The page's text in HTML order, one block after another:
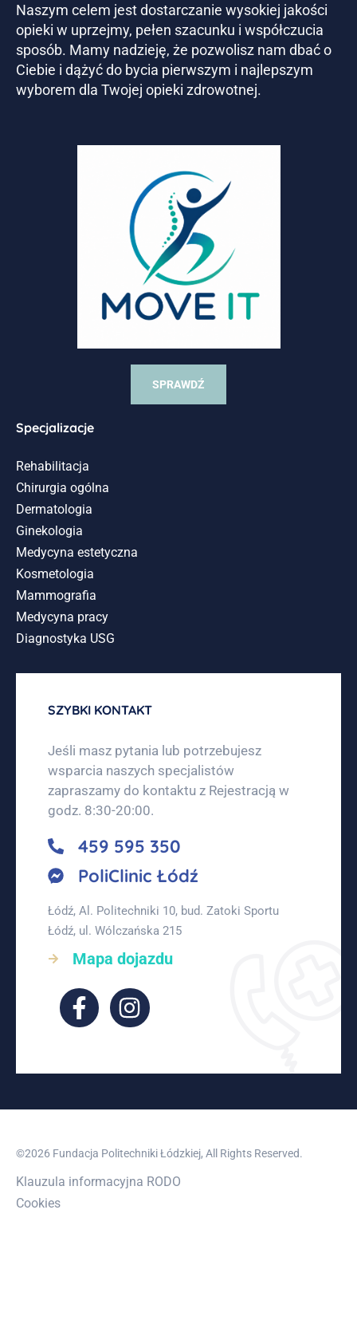
Naszym celem jest dostarczanie wysokiej jakości
opieki w uprzejmy, pełen szacunku i współczucia
sposób. Mamy nadzieję, że pozwolisz nam dbać o
Ciebie i dążyć do bycia pierwszym i najlepszym
wyborem dla Twojej opieki zdrowotnej.
SPRAWDŹ
Specjalizacje
Rehabilitacja
Chirurgia ogólna
Dermatologia
Ginekologia
Medycyna estetyczna
Kosmetologia
Mammografia
Medycyna pracy
Diagnostyka USG
SZYBKI KONTAKT
Jeśli masz pytania lub potrzebujesz
wsparcia naszych specjalistów
zapraszamy do kontaktu z Rejestracją w
godz. 8:30-20:00.
459 595 350
PoliClinic Łódź
Łódź, Al. Politechniki 10, bud. Zatoki Sportu
Łódź, ul. Wólczańska 215
Mapa dojazdu
©2026 Fundacja Politechniki Łódzkiej, All Rights Reserved.
Klauzula informacyjna RODO
Cookies